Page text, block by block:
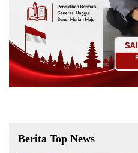
Berita Top News